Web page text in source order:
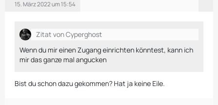
15. März 2022 um 15:54
Zitat von Cyperghost
Wenn du mir einen Zugang einrichten könntest, kann ich
mir das ganze mal angucken
Bist du schon dazu gekommen? Hat ja keine Eile.